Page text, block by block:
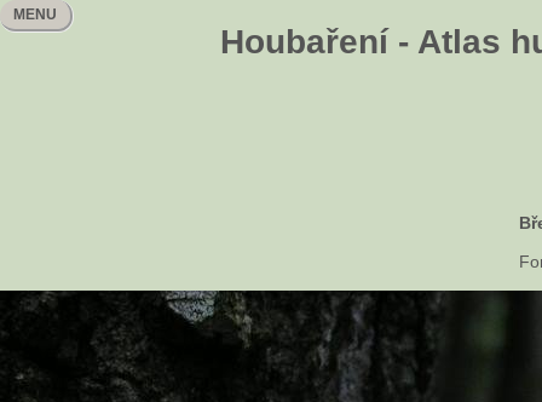
Houbaření - Atlas
MENU